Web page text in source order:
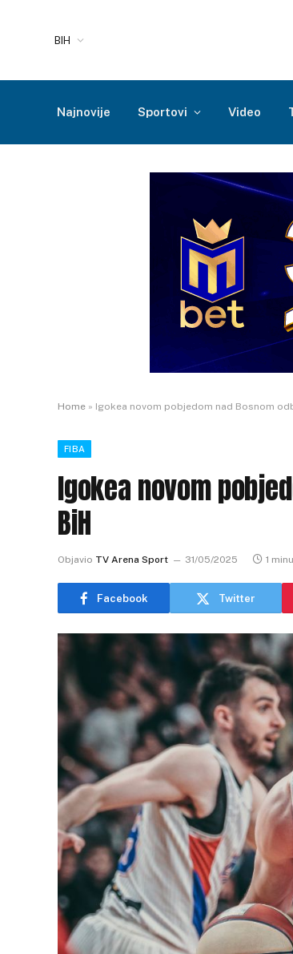
BIH
Najnovije Sportovi Video
Home » Igokea novom pobjedom nad Bosnom
FIBA
Igokea novom
BiH
Objavio TV Arena Sport 31/05/2025 1
Facebook Twitter